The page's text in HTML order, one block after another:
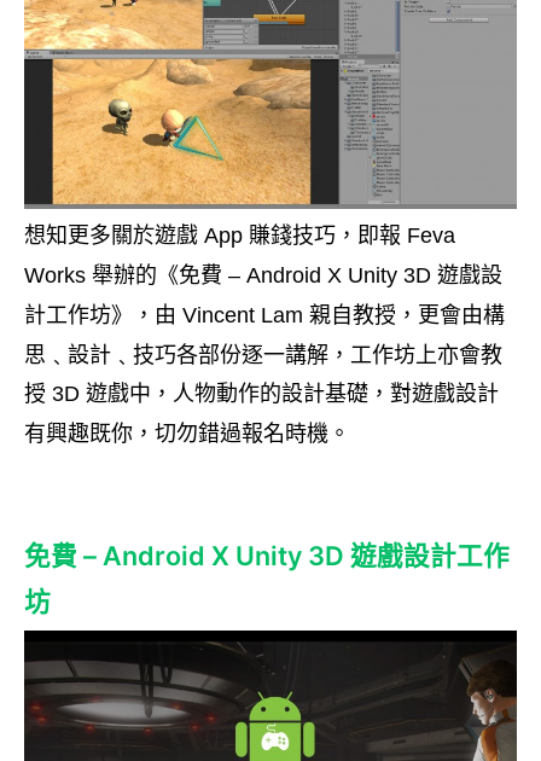
想知更多關於遊戲 App 賺錢技巧，即報 Feva
Works 舉辦的《免費 – Android X Unity 3D 遊戲設
計工作坊》，由 Vincent Lam 親自教授，更會由構
思﹑設計﹑技巧各部份逐一講解，工作坊上亦會教
授 3D 遊戲中，人物動作的設計基礎，對遊戲設計
有興趣既你，切勿錯過報名時機。
免費 – Android X Unity 3D 遊戲設計工作
坊